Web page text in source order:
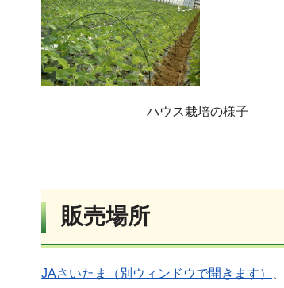
ハウス栽培の様子
販売場所
JAさいたま（別ウィンドウで開きます）